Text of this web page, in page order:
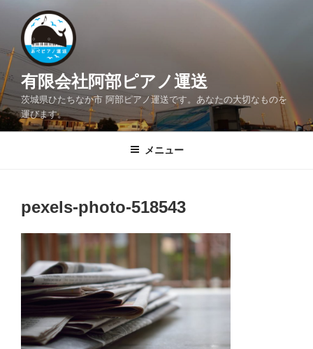
ン
ツ
へ
ス
キ
有限会社阿部ピアノ運送
茨城県ひたちなか市 阿部ピアノ運送です。あなたの大切なものを
運びます。
メニュー
pexels-photo-518543